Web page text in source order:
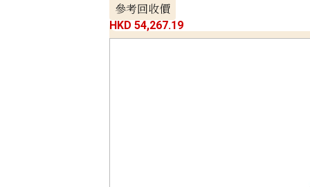
參考回收價
HKD 54,267.19